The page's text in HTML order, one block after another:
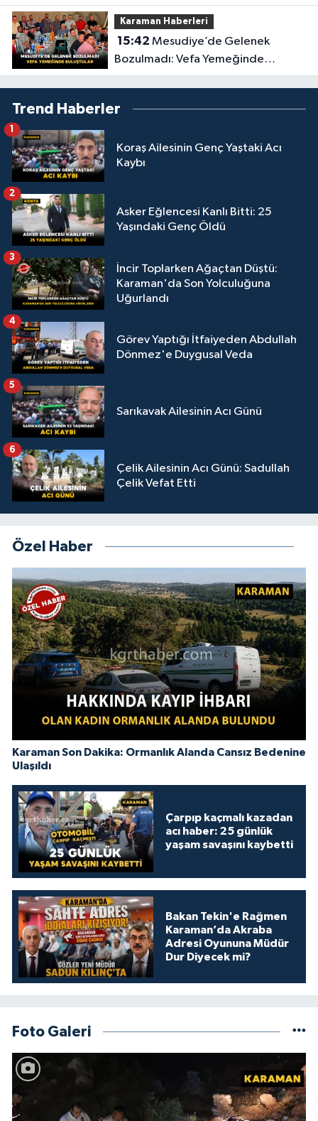
Karaman Haberleri
15:42
Bozulmadı: Vefa Yemeğinde
Buluştular
Trend Haberler
Koraş Ailesinin Genç Yaştaki Acı
Kaybı
1
Asker Eğlencesi Kanlı Bitti: 25
Yaşındaki Genç Öldü
2
İncir Toplarken Ağaçtan Düştü:
Karaman'da Son Yolculuğuna
Uğurlandı
3
Görev Yaptığı İtfaiyeden Abdullah
Dönmez'e Duygusal Veda
4
Sarıkavak Ailesinin Acı Günü
5
Çelik Ailesinin Acı Günü: Sadullah
Çelik Vefat Etti
6
Özel Haber
Karaman Son Dakika: Ormanlık Alanda Cansız Bedenine
Ulaşıldı
Çarpıp kaçmalı kazadan
acı haber: 25 günlük
yaşam savaşını kaybetti
Bakan Tekin'e Rağmen
Karaman’da Akraba
Adresi Oyununa Müdür
Dur Diyecek mi?
Foto Galeri